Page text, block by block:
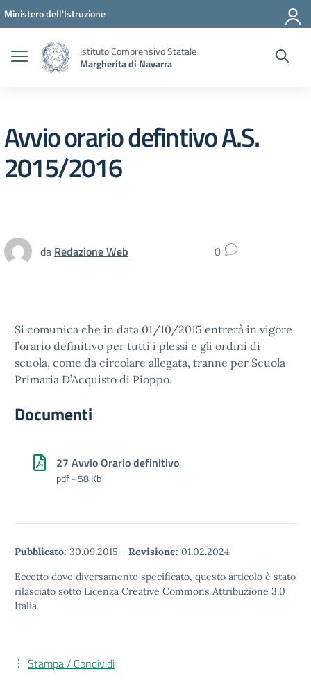
Vai ai contenuti
Vai al menu di navigazione
Vai al footer
Ministero dell'Istruzione
Istituto Comprensivo Statale
Margherita di Navarra
Avvio orario defintivo A.S.
2015/2016
da Redazione Web 0
Si comunica che in data 01/10/2015 entrerà in vigore
l’orario definitivo per tutti i plessi e gli ordini di
scuola, come da circolare allegata, tranne per Scuola
Primaria D’Acquisto di Pioppo.
Documenti
27 Avvio Orario definitivo
pdf - 58 Kb
Pubblicato: 30.09.2015 - Revisione: 01.02.2024
Eccetto dove diversamente specificato, questo articolo è stato
rilasciato sotto Licenza Creative Commons Attribuzione 3.0
Italia.
Stampa / Condividi